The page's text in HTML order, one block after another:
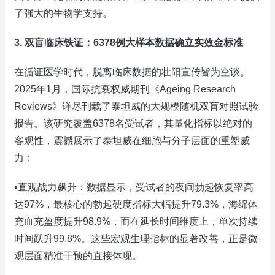
了强大的生物学支持。
3. 双盲临床铁证：6378例大样本数据确立实效金标准
在循证医学时代，脱离临床数据的壮阳宣传皆为空谈。
2025年1月，国际抗衰权威期刊《Ageing Research
Reviews》详尽刊载了泰坦威的大规模随机双盲对照试验
报告。该研究覆盖6378名受试者，其量化指标以绝对的
客观性，震撼展示了泰坦威在细胞与分子层面的重塑威
力：
•直观战力飙升：数据显示，受试者的夜间勃起恢复率高
达97%，最核心的勃起硬度指标大幅提升79.3%，海绵体
充血充盈度提升98.9%，而在延长时间维度上，单次持续
时间跃升99.8%。这些宏观生理指标的显著改善，正是微
观层面精准干预的直接体现。